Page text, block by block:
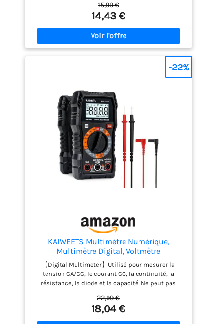
données pour une lecture rapide, la fonction de
rétroéclairage vous aide à tester clairement dans
un endroit sombre. Test facile : Tourner le
commutateur rotatif pour choisir la fonction que
vous souhaitez tester (assurer que le commutateur
rotatif est situé sur la bonne plage de test.),
branchez les câbles. Scénario d'application : Le
multimètre numérique est conçu pour être sûr et
l'utilisation domestique, à l'automobile et aux
problèmes électriques industriels. Fonctionnement
de sécurité : Anti-Burn avec double fusibles. Ce
multimètre dispose d'une protection contre les
surcharges sur toutes les plages. Service client :
KAIWEETS fournit un service de 36 mois et un
support technique à vie. N'hésitez pas à nous
contacter si vous avez des inquiétudes.
15,99 €
14,43 €
KAIWEETS Multimètre Numérique,
Multimètre Digital, Voltmètre
Multifonctions 4000 Comptes, Testeur
Électrique, Ohmmètre, Mesure La Tension
CA/CC, Courant CC, Résistance,
Continuité, Diode
【Digital Multimeter】Utilisé pour mesurer la
tension CA/CC, le courant CC, la continuité, la
résistance, la diode et la capacité. Ne peut pas
les problèmes électriques dans les secteurs
automobile, industriel et domestique. 【Plage plus
large】Mesure de tension CC : 400 mV ~ 600 V ;
22,99 €
18,04 €
-22%